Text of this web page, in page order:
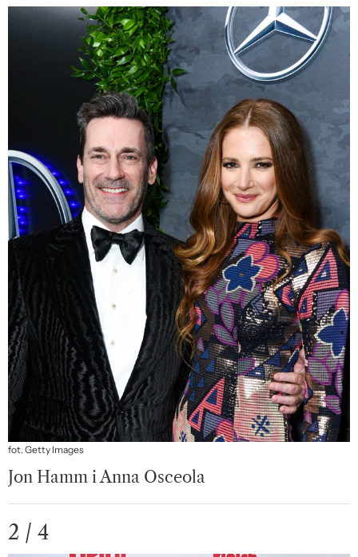
fot. Getty Images
Jon Hamm i Anna Osceola
2 / 4